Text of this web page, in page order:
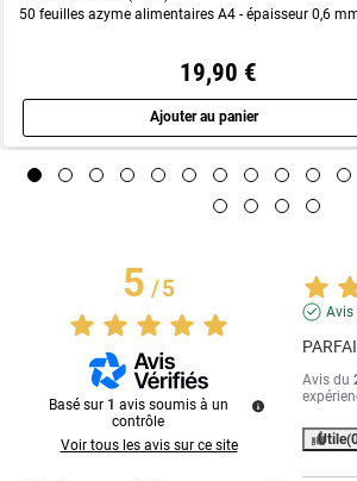
50 feuilles azyme alimentaires A4 - épaisseur 0,6
19,90 €
Ajouter au panier
Aperçu rapide
5/5
Basé sur 1 avis soumis à un
contrôle
Voir tous les avis sur ce site
Avis
Avis du
Utile